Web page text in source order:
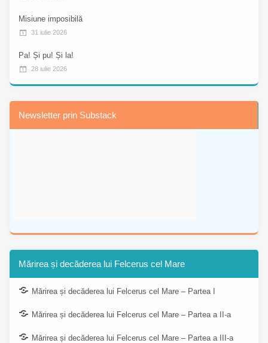
Misiune imposibilă
31 iulie 2026
Pa! Și pu! Și la!
28 iulie 2026
Newsletter prin Substack
Mărirea și decăderea lui Felcerus cel Mare
Mărirea și decăderea lui Felcerus cel Mare – Partea I
Mărirea și decăderea lui Felcerus cel Mare – Partea a II-a
Mărirea și decăderea lui Felcerus cel Mare – Partea a III-a